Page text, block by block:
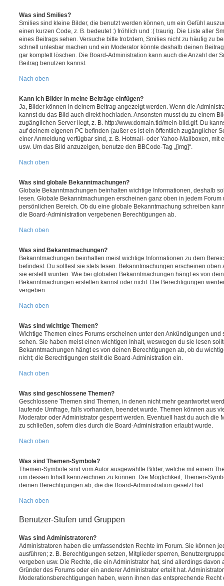
Was sind Smilies?
Smilies sind kleine Bilder, die benutzt werden können, um ein Gefühl
einen kurzen Code, z. B. bedeutet :) fröhlich und :( traurig. Die Liste aller
eines Beitrags sehen. Versuche bitte trotzdem, Smilies nicht zu häufig zu
schnell unlesbar machen und ein Moderator könnte deshalb deinen
gar komplett löschen. Die Board-Administration kann auch die Anzahl der
Beitrag benutzen kannst.
Nach oben
Kann ich Bilder in meine Beiträge einfügen?
Ja, Bilder können in deinem Beitrag angezeigt werden. Wenn die
kannst du das Bild auch direkt hochladen. Ansonsten musst du zu einem
zugänglichen Server liegt, z. B. http://www.domain.tld/mein-bild.gif. Du
auf deinem eigenen PC befinden (außer es ist ein öffentlich zugänglicher
einer Anmeldung verfügbar sind, z. B. Hotmail- oder Yahoo-Mailboxen, mit
usw. Um das Bild anzuzeigen, benutze den BBCode-Tag „[img]“.
Nach oben
Was sind globale Bekanntmachungen?
Globale Bekanntmachungen beinhalten wichtige Informationen, deshalb
lesen. Globale Bekanntmachungen erscheinen ganz oben in jedem
persönlichen Bereich. Ob du eine globale Bekanntmachung schreiben
die Board-Administration vergebenen Berechtigungen ab.
Nach oben
Was sind Bekanntmachungen?
Bekanntmachungen beinhalten meist wichtige Informationen zu dem
befindest. Du solltest sie stets lesen. Bekanntmachungen erscheinen oben
sie erstellt wurden. Wie bei globalen Bekanntmachungen hängt es von
Bekanntmachungen erstellen kannst oder nicht. Die Berechtigungen
vergeben.
Nach oben
Was sind wichtige Themen?
Wichtige Themen eines Forums erscheinen unter den Ankündigungen und
sehen. Sie haben meist einen wichtigen Inhalt, weswegen du sie lesen
Bekanntmachungen hängt es von deinen Berechtigungen ab, ob du
nicht; die Berechtigungen stellt die Board-Administration ein.
Nach oben
Was sind geschlossene Themen?
Geschlossene Themen sind Themen, in denen nicht mehr geantwortet
laufende Umfrage, falls vorhanden, beendet wurde. Themen können aus
Moderator oder Administrator gesperrt werden. Eventuell hast du auch die
zu schließen, sofern dies durch die Board-Administration erlaubt wurde.
Nach oben
Was sind Themen-Symbole?
Themen-Symbole sind vom Autor ausgewählte Bilder, welche mit einem
um dessen Inhalt kennzeichnen zu können. Die Möglichkeit, Themen-
deinen Berechtigungen ab, die die Board-Administration gesetzt hat.
Nach oben
Benutzer-Stufen und Gruppen
Was sind Administratoren?
Administratoren haben die umfassendsten Rechte im Forum. Sie können
ausführen; z. B. Berechtigungen setzen, Mitglieder sperren,
vergeben usw. Die Rechte, die ein Administrator hat, sind allerdings
Gründer des Forums oder ein anderer Administrator erteilt hat.
Moderationsberechtigungen haben, wenn ihnen das entsprechende Recht